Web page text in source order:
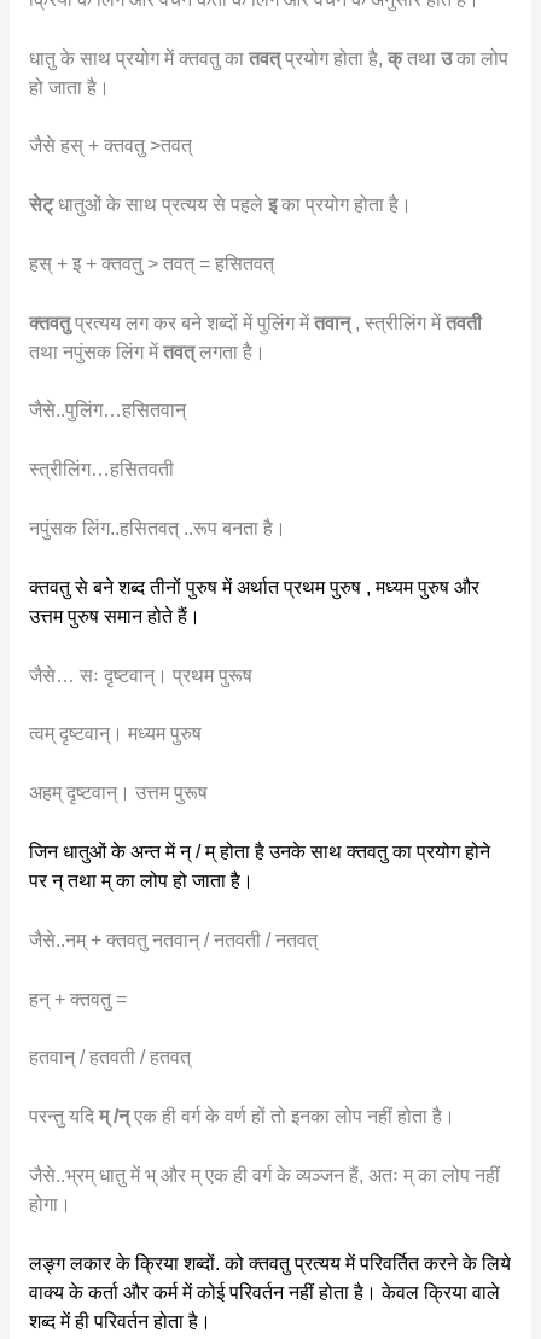
धातु के साथ प्रयोग में क्तवतु का तवत्प्रयोग होता है, क्तथा उका लोप
हो जाता है।
जैसे हस् + क्तवतु >तवत्
सेट्धातुओं के साथ प्रत्यय से पहले इका प्रयोग होता है।
हस् + इ + क्तवतु > तवत् = हसितवत्
क्तवतुप्रत्यय लग कर बने शब्दों में पुलिंग मेंतवान् , स्त्रीलिंग मेंतवती
तथा नपुंसक लिंग मेंतवत्लगता है।
जैसे..पुलिंग…हसितवान्
स्त्रीलिंग…हसितवती
नपुंसक लिंग..हसितवत् ..रूप बनता है।
क्तवतु से बने शब्द तीनों पुरुष में अर्थात प्रथम पुरुष , मध्यम पुरुष और
उत्तम पुरुष समान होते हैं।
जैसे… सः दृष्टवान्। प्रथम पुरूष
त्वम् दृष्टवान्। मध्यम पुरुष
अहम् दृष्टवान्। उत्तम पुरूष
जिन धातुओं के अन्त में न् / म् होता है उनके साथ क्तवतु का प्रयोग होने
पर न् तथा म् का लोप हो जाता है।
जैसे..नम् + क्तवतु नतवान् / नतवती / नतवत्
हन् + क्तवतु =
हतवान् / हतवती / हतवत्
परन्तु यदि म् /न्एक ही वर्ग के वर्ण हों तो इनका लोप नहीं होता है।
जैसे..भ्रम् धातु में भ् और म् एक ही वर्ग के व्यञ्जन हैं, अतः म् का लोप नहीं
होगा।
लङ्ग लकार के क्रिया शब्दों. को क्तवतु प्रत्यय में परिवर्तित करने के लिये
वाक्य के कर्ता और कर्म में कोई परिवर्तन नहीं होता है। केवल क्रिया वाले
शब्द में ही परिवर्तन होता है।